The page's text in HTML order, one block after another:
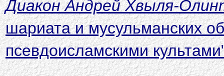
Диакон Андрей Хвыля-
шариата и мусульманских
псевдоисламскими